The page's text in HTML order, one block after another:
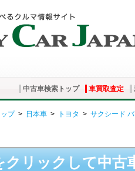
中古車検索トップ 車買取査定
プ> 日本車 > トヨタ > サクシード
クリックして中古